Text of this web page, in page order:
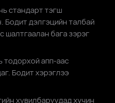
стандарт тэгш
Бодит дэлгэцийн талбай
шалтгаалан бага зэрэг
тодорхой апп-аас
Бодит хэрэглээ
хувилбаруудад хүчин